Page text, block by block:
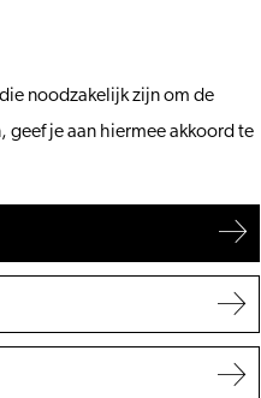
noodzakelijk zijn om de
je aan hiermee akkoord te